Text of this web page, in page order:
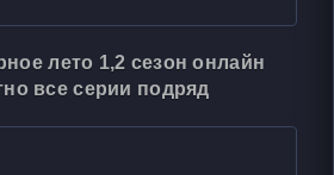
лето 1,2 сезон онлайн
все серии подряд